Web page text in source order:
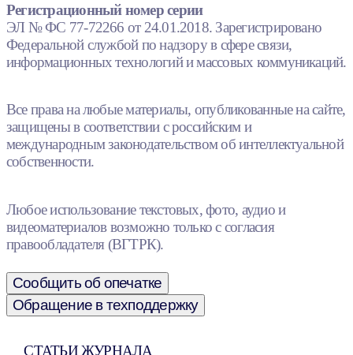
Регистрационный номер серии
ЭЛ № ФС 77-72266 от 24.01.2018. Зарегистрировано
Федеральной службой по надзору в сфере связи,
информационных технологий и массовых коммуникаций.
Все права на любые материалы, опубликованные на сайте,
защищены в соответствии с российским и
международным законодательством об интеллектуальной
собственности.
Любое использование текстовых, фото, аудио и
видеоматериалов возможно только с согласия
правообладателя (ВГТРК).
Сообщить об опечатке
Обращение в техподдержку
СТАТЬИ ЖУРНАЛА